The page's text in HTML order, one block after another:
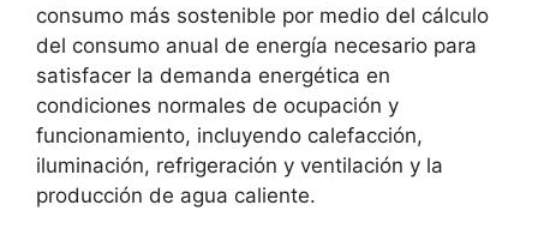
consumo más sostenible por medio del cálculo
del consumo anual de energía necesario para
satisfacer la demanda energética en
condiciones normales de ocupación y
funcionamiento, incluyendo calefacción,
iluminación, refrigeración y ventilación y la
producción de agua caliente.